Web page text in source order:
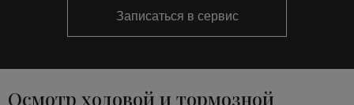
Записаться в сервис
Осмотр ходовой и тормозной